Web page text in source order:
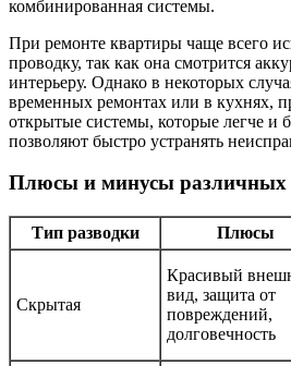
комбинированная системы.
При ремонте квартиры чаще всего
проводку, так как она смотрится
интерьеру. Однако в некоторых
временных ремонтах или в кухнях,
открытые системы, которые легче и
позволяют быстро устранять
Плюсы и минусы различных
Тип разводки Плюсы
Скрытая
Красивый
вид, защита от
повреждений,
долговечность